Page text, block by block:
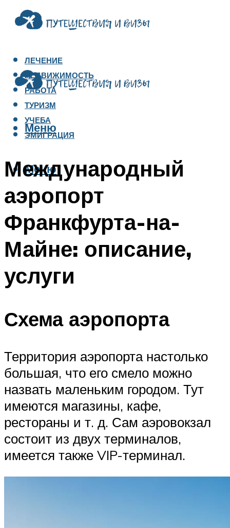
ЛЕЧЕНИЕ
НЕДВИЖИМОСТЬ
РАБОТА
ТУРИЗМ
УЧЕБА
ЭМИГРАЦИЯ
Меню
Меню
Международный
аэропорт
Франкфурта-на-
Майне: описание,
услуги
Схема аэропорта
Территория аэропорта настолько
большая, что его смело можно
назвать маленьким городом. Тут
имеются магазины, кафе,
рестораны и т. д. Сам аэровокзал
состоит из двух терминалов,
имеется также VIP-терминал.